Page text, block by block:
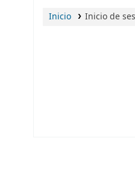
Inicio Inicio de